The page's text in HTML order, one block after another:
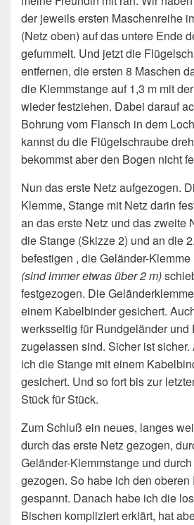
der jeweils ersten Maschenreihe
(Netz oben) auf das untere Ende
gefummelt. Und jetzt die
entfernen, die ersten 8 Maschen
die Klemmstange auf 1,3 m mit
wieder festziehen. Dabei darauf
Bohrung vom Flansch in dem
kannst du die Flügelschraube
bekommst aber den Bogen nicht
Nun das erste Netz aufgezogen.
Klemme, Stange mit Netz darin
an das erste Netz und das zweite
die Stange (Skizze 2) und an die
befestigen , die Geländer-
(sind immer etwas über 2 m)
festgezogen. Die
einem Kabelbinder gesichert.
werksseitig für Rundgeländer und
zugelassen sind. Sicher ist
ich die Stange mit einem
gesichert. Und so fort bis zur
Stück für Stück.
Zum Schluß ein neues, langes
durch das erste Netz gezogen,
Geländer-Klemmstange und
gezogen. So habe ich den
gespannt. Danach habe ich die
Bischen kompliziert erklärt, hat